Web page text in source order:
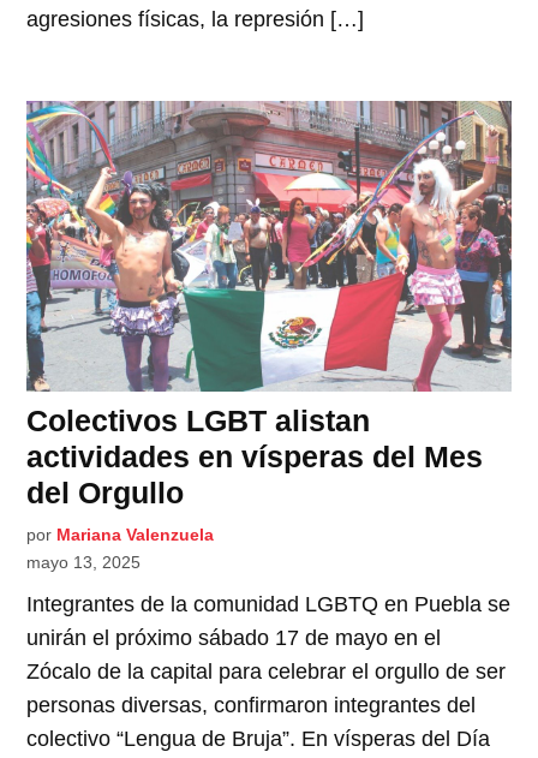
agresiones físicas, la represión […]
Colectivos LGBT alistan
actividades en vísperas del Mes
del Orgullo
por Mariana Valenzuela
mayo 13, 2025
Integrantes de la comunidad LGBTQ en Puebla se
unirán el próximo sábado 17 de mayo en el
Zócalo de la capital para celebrar el orgullo de ser
personas diversas, confirmaron integrantes del
colectivo “Lengua de Bruja”. En vísperas del Día